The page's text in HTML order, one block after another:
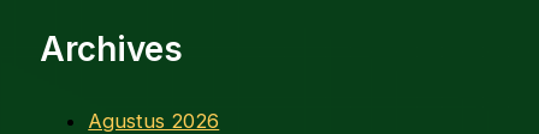
Archives
Agustus 2026